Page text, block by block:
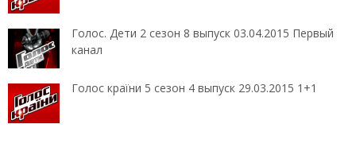
Голос. Дети 2 сезон 8 выпуск 03.04.2015 Первый
канал
Голос країни 5 сезон 4 выпуск 29.03.2015 1+1